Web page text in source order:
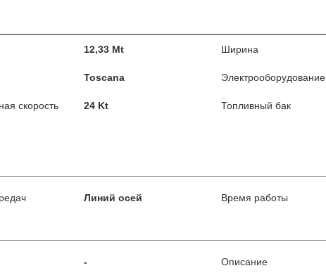
12,33 Mt Ширина
Toscana Электрооборудование
скорость 24 Kt Топливный бак
Линий осей Время работы
- Описание